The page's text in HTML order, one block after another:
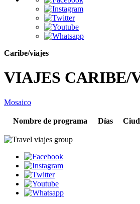
Caribe/viajes
VIAJES CARIBE/
Mosaico
Nombre de programa Días